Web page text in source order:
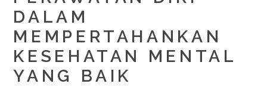
DALAM
MEMPERTAHANKAN
KESEHATAN MENTAL
YANG BAIK